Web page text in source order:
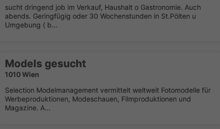
sucht dringend job im Verkauf, Haushalt o Gastronomie. Auch
abends. Geringfügig oder 30 Wochenstunden in St.Pölten u
Umgebung ( b...
Models gesucht
1010 Wien
Selection Modelmanagement vermittelt weltweit Fotomodelle für
Werbeproduktionen, Modeschauen, Filmproduktionen und
Magazine. A...